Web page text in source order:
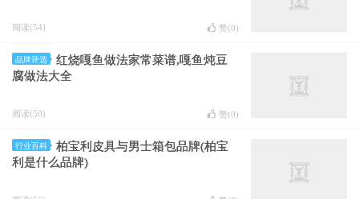
阅读(54) 赞(0)
品牌评选
红烧嘎鱼做法家常菜谱,嘎鱼炖豆
腐做法大全
阅读(50) 赞(0)
行业百科
柏宝利皮具与男士箱包品牌(柏宝
利是什么品牌)